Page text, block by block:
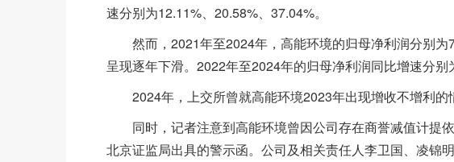
速分别为12.11%、20.58%、37.04%。
然而，2021年至2024年，高能环境的归母净利润分别为
呈现逐年下滑。2022年至2024年的归母净利润同比增速分别
2024年，上交所曾就高能环境2023年出现增收不增利的
同时，记者注意到高能环境曾因公司存在商誉减值计提
北京证监局出具的警示函。公司及相关责任人李卫国、凌锦